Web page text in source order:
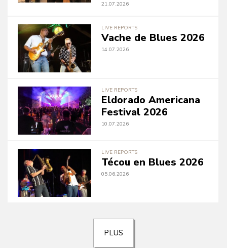
21.07.2026
LIVE REPORTS
Vache de Blues 2026
14.07.2026
LIVE REPORTS
Eldorado Americana
Festival 2026
10.07.2026
LIVE REPORTS
Técou en Blues 2026
05.06.2026
PLUS